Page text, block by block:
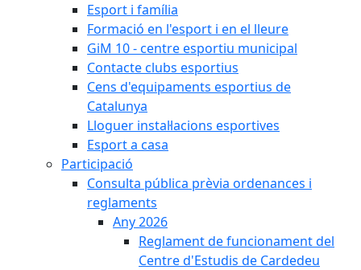
Esport i família
Formació en l'esport i en el lleure
GiM 10 - centre esportiu municipal
Contacte clubs esportius
Cens d'equipaments esportius de
Catalunya
Lloguer instal·lacions esportives
Esport a casa
Participació
Consulta pública prèvia ordenances i
reglaments
Any 2026
Reglament de funcionament del
Centre d'Estudis de Cardedeu